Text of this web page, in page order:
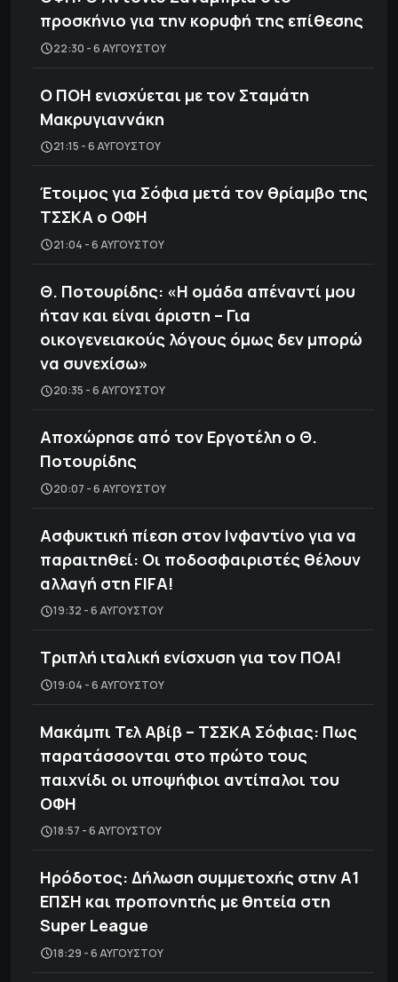
προσκήνιο για την κορυφή της επίθεσης
22:30 - 6 ΑΥΓΟΎΣΤΟΥ
Ο ΠΟΗ ενισχύεται με τον Σταμάτη
Μακρυγιαννάκη
21:15 - 6 ΑΥΓΟΎΣΤΟΥ
Έτοιμος για Σόφια μετά τον θρίαμβο της
ΤΣΣΚΑ ο ΟΦΗ
21:04 - 6 ΑΥΓΟΎΣΤΟΥ
Θ. Ποτουρίδης: «Η ομάδα απέναντί μου
ήταν και είναι άριστη – Για
οικογενειακούς λόγους όμως δεν μπορώ
να συνεχίσω»
20:35 - 6 ΑΥΓΟΎΣΤΟΥ
Αποχώρησε από τον Εργοτέλη ο Θ.
Ποτουρίδης
20:07 - 6 ΑΥΓΟΎΣΤΟΥ
Ασφυκτική πίεση στον Ινφαντίνο για να
παραιτηθεί: Οι ποδοσφαιριστές θέλουν
αλλαγή στη FIFA!
19:32 - 6 ΑΥΓΟΎΣΤΟΥ
Τριπλή ιταλική ενίσχυση για τον ΠΟΑ!
19:04 - 6 ΑΥΓΟΎΣΤΟΥ
Μακάμπι Τελ Αβίβ – ΤΣΣΚΑ Σόφιας: Πως
παρατάσσονται στο πρώτο τους
παιχνίδι οι υποψήφιοι αντίπαλοι του
ΟΦΗ
18:57 - 6 ΑΥΓΟΎΣΤΟΥ
Ηρόδοτος: Δήλωση συμμετοχής στην Α1
ΕΠΣΗ και προπονητής με θητεία στη
Super League
18:29 - 6 ΑΥΓΟΎΣΤΟΥ